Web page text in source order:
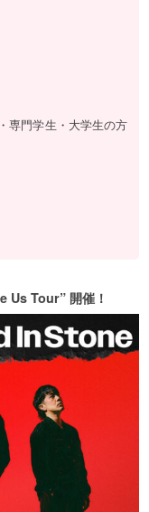
専門学生・大学生の方
Tour” 開催！